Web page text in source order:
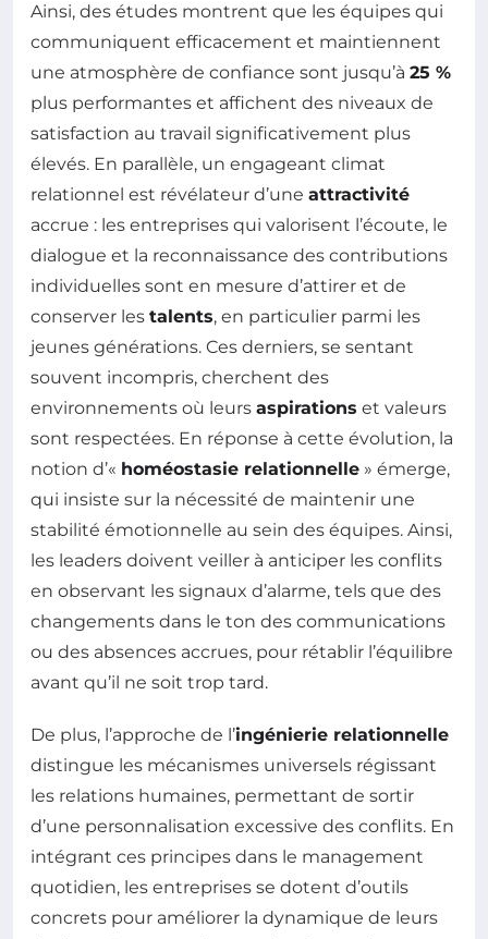
Ainsi, des études montrent que les équipes qui
communiquent efficacement et maintiennent
une atmosphère de confiance sont jusqu’à 25 %
plus performantes et affichent des niveaux de
satisfaction au travail significativement plus
élevés. En parallèle, un engageant climat
relationnel est révélateur d’une attractivité
accrue : les entreprises qui valorisent l’écoute, le
dialogue et la reconnaissance des contributions
individuelles sont en mesure d’attirer et de
conserver les talents, en particulier parmi les
jeunes générations. Ces derniers, se sentant
souvent incompris, cherchent des
environnements où leurs aspirations et valeurs
sont respectées. En réponse à cette évolution, la
notion d’« homéostasie relationnelle » émerge,
qui insiste sur la nécessité de maintenir une
stabilité émotionnelle au sein des équipes. Ainsi,
les leaders doivent veiller à anticiper les conflits
en observant les signaux d’alarme, tels que des
changements dans le ton des communications
ou des absences accrues, pour rétablir l’équilibre
avant qu’il ne soit trop tard.
De plus, l’approche de l’ingénierie relationnelle
distingue les mécanismes universels régissant
les relations humaines, permettant de sortir
d’une personnalisation excessive des conflits. En
intégrant ces principes dans le management
quotidien, les entreprises se dotent d’outils
concrets pour améliorer la dynamique de leurs